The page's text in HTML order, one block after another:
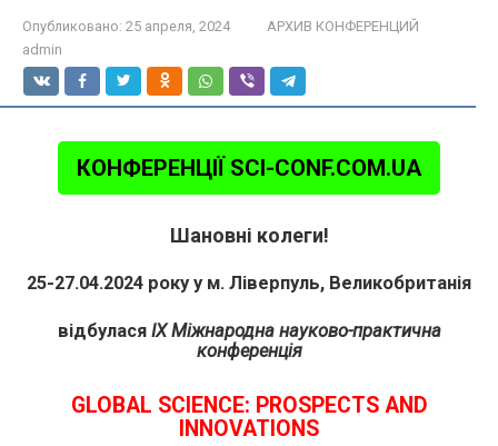
Опубликовано: 25 апреля, 2024
АРХИВ КОНФЕРЕНЦИЙ
admin
КОНФЕРЕНЦІЇ SCI-CONF.COM.UA
Шановні колеги!
25-27.04.2024 року у м. Ліверпуль, Великобританія
відбулася IX Міжнародна науково-практична
конференція
GLOBAL SCIENCE: PROSPECTS AND
INNOVATIONS